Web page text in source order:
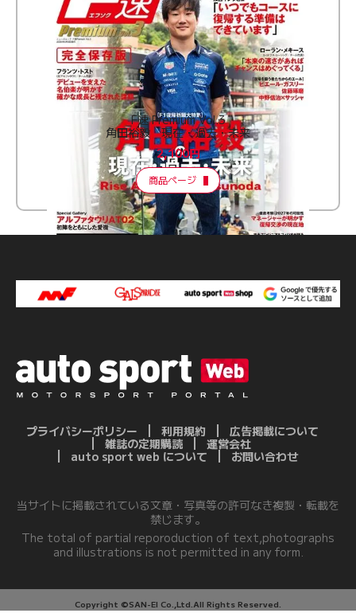
F速 Premium Vol.3
角田裕毅 現在・過去・未来
2,100円
商品ページ
プライバシーポリシー 利用規約
広告掲載について
雑誌の定期購読
運営会社
auto sport web について
お問い合わせ
当サイトに掲載されている文章・写真等の許可なき複製・転載を
禁じます。
The total of partial reporoduction of text,photographs
and illustrations is not permitted in any form.
Copyright ©SAN-EI Co.,Ltd.All Rights Reserved.